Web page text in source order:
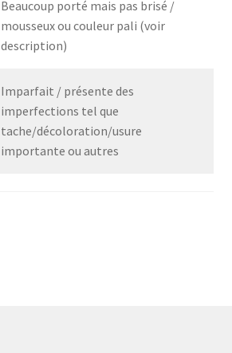
Beaucoup porté mais pas brisé /
mousseux ou couleur pali (voir
description)
Imparfait / présente des
imperfections tel que
tache/décoloration/usure
importante ou autres